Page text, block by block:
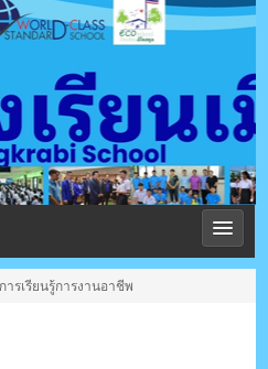
นเมือง
สพม
ระบี่
ารเรียนรู้การงานอาชีพ